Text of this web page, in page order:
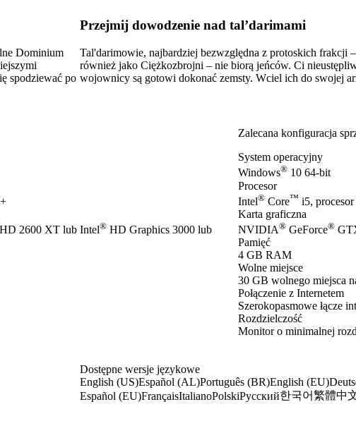
Dominium
spodziewać po
Przejmij dowodzenie nad tal’darimami
Tal'darimowie, najbardziej bezwzględna z protoskich frakcji
również jako Ciężkozbrojni – nie biorą jeńców. Ci
wojownicy są gotowi dokonać zemsty. Wciel ich do swojej
HD 2600 XT lub Intel® HD Graphics 3000 lub
Zalecana konfiguracja
System operacyjny
Windows® 10 64-bit
Procesor
Intel® Core™ i5,
Karta graficzna
NVIDIA® GeForce®
Pamięć
4 GB RAM
Wolne miejsce
30 GB wolnego miejsca
Połączenie z Internetem
Szerokopasmowe łącze
Rozdzielczość
Monitor o minimalnej
Dostępne wersje językowe
English (US)Español (AL)Português (BR)English (EU)
Español (EU)FrançaisItalianoPolskiРусский한국어繁體中